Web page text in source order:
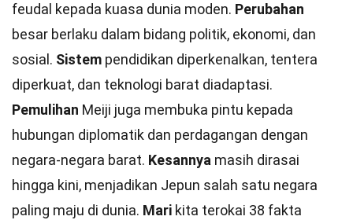
feudal kepada kuasa dunia moden. Perubahan
besar berlaku dalam bidang politik, ekonomi, dan
sosial. Sistem pendidikan diperkenalkan, tentera
diperkuat, dan teknologi barat diadaptasi.
Pemulihan Meiji juga membuka pintu kepada
hubungan diplomatik dan perdagangan dengan
negara-negara barat. Kesannya masih dirasai
hingga kini, menjadikan Jepun salah satu negara
paling maju di dunia. Mari kita terokai 38 fakta